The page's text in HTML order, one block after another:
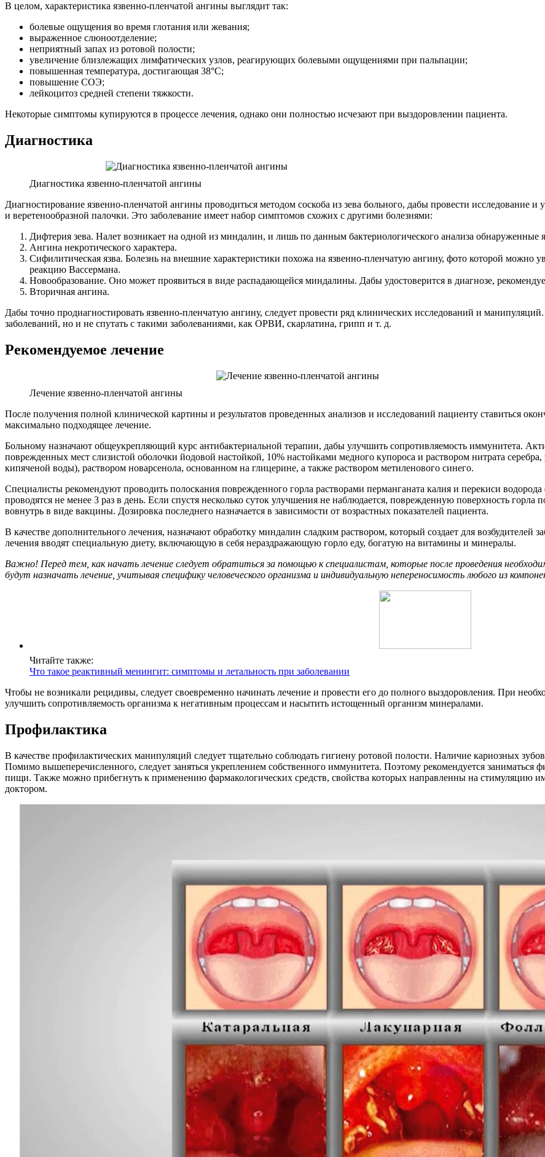
В целом, характеристика язвенно-пленчатой ангины выглядит так:
болевые ощущения во время глотания или жевания;
выраженное слюноотделение;
неприятный запах из ротовой полости;
увеличение близлежащих лимфатических узлов, реагирующих болевыми ощущениями при пальпации;
повышенная температура, достигающая 38°C;
повышение СОЭ;
лейкоцитоз средней степени тяжкости.
Некоторые симптомы купируются в процессе лечения, однако они полностью исчезают при выздоровлении пациента.
Диагностика
Диагностика язвенно-пленчатой ангины
Диагностирование язвенно-пленчатой ангины проводиться методом соскоба из зева больного, дабы провести исследование и
и веретенообразной палочки. Это заболевание имеет набор симптомов схожих с другими болезнями:
Дифтерия зева. Налет возникает на одной из миндалин, и лишь по данным бактериологического анализа
Ангина некротического характера.
Сифилитическая язва. Болезнь на внешние характеристики похожа на язвенно-пленчатую ангину, фото которой можно
реакцию Вассермана.
Новообразование. Оно может проявиться в виде распадающейся миндалины. Дабы удостоверится в диагнозе,
Вторичная ангина.
Дабы точно продиагностировать язвенно-пленчатую ангину, следует провести ряд клинических исследований и
заболеваний, но и не спутать с такими заболеваниями, как ОРВИ, скарлатина, грипп и т. д.
Рекомендуемое лечение
Лечение язвенно-пленчатой ангины
После получения полной клинической картины и результатов проведенных анализов и исследований пациенту ставиться
максимально подходящее лечение.
Больному назначают общеукрепляющий курс антибактериальной терапии, дабы улучшить сопротивляемость иммунитета.
поврежденных мест слизистой оболочки йодовой настойкой, 10% настойками медного купороса и раствором нитрата
кипяченой воды), раствором новарсенола, основанном на глицерине, а также раствором метиленового синего.
Специалисты рекомендуют проводить полоскания поврежденного горла растворами перманганата калия и перекиси
проводятся не менее 3 раз в день. Если спустя несколько суток улучшения не наблюдается, поврежденную поверхность горла
вовнутрь в виде вакцины. Дозировка последнего назначается в зависимости от возрастных показателей пациента.
В качестве дополнительного лечения, назначают обработку миндалин сладким раствором, который создает для
лечения вводят специальную диету, включающую в себя нераздражающую горло еду, богатую на витамины и минералы.
Важно! Перед тем, как начать лечение следует обратиться за помощью к специалистам, которые после проведения
будут назначать лечение, учитывая специфику человеческого организма и индивидуальную непереносимость любого из
Читайте также:
Что такое реактивный менингит: симптомы и летальность при заболевании
Чтобы не возникали рецидивы, следует своевременно начинать лечение и провести его до полного выздоровления. При
улучшить сопротивляемость организма к негативным процессам и насытить истощенный организм минералами.
Профилактика
В качестве профилактических манипуляций следует тщательно соблюдать гигиену ротовой полости. Наличие кариозных
Помимо вышеперечисленного, следует заняться укреплением собственного иммунитета. Поэтому рекомендуется заниматься
пищи. Также можно прибегнуть к применению фармакологических средств, свойства которых направленны на стимуляцию
доктором.